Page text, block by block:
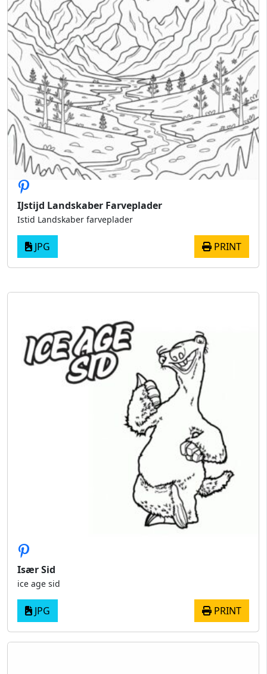
IJstijd Landskaber Farveplader
Istid Landskaber farveplader
JPG PRINT
Især Sid
ice age sid​
JPG PRINT